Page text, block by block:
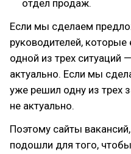
отдел продаж.
Если мы сделаем
руководителей,
одной из трех ситуаций
актуально. Если мы
уже решил одну из трех
не актуально.
Поэтому сайты
подошли для того,